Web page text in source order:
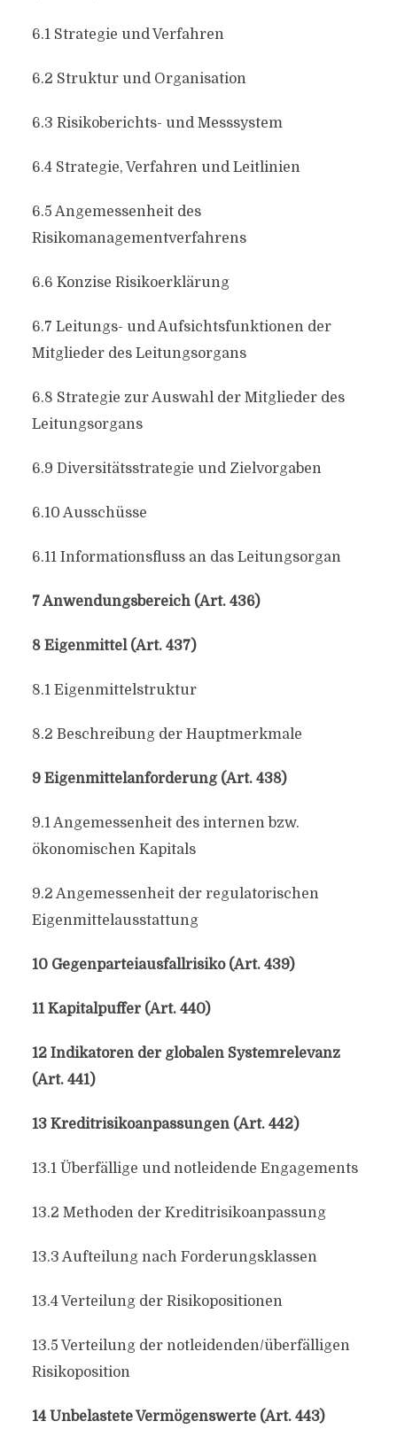
6.1 Strategie und Verfahren
6.2 Struktur und Organisation
6.3 Risikoberichts- und Messsystem
6.4 Strategie, Verfahren und Leitlinien
6.5 Angemessenheit des
Risikomanagementverfahrens
6.6 Konzise Risikoerklärung
6.7 Leitungs- und Aufsichtsfunktionen der
Mitglieder des Leitungsorgans
6.8 Strategie zur Auswahl der Mitglieder des
Leitungsorgans
6.9 Diversitätsstrategie und Zielvorgaben
6.10 Ausschüsse
6.11 Informationsfluss an das Leitungsorgan
7 Anwendungsbereich (Art. 436)
8 Eigenmittel (Art. 437)
8.1 Eigenmittelstruktur
8.2 Beschreibung der Hauptmerkmale
9 Eigenmittelanforderung (Art. 438)
9.1 Angemessenheit des internen bzw.
ökonomischen Kapitals
9.2 Angemessenheit der regulatorischen
Eigenmittelausstattung
10 Gegenparteiausfallrisiko (Art. 439)
11 Kapitalpuffer (Art. 440)
12 Indikatoren der globalen Systemrelevanz
(Art. 441)
13 Kreditrisikoanpassungen (Art. 442)
13.1 Überfällige und notleidende Engagements
13.2 Methoden der Kreditrisikoanpassung
13.3 Aufteilung nach Forderungsklassen
13.4 Verteilung der Risikopositionen
13.5 Verteilung der notleidenden/überfälligen
Risikoposition
14 Unbelastete Vermögenswerte (Art. 443)